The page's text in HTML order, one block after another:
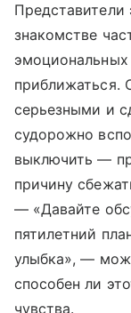
Представители
знакомстве
приближаться.
серьезными и
судорожно
выключить —
причину
— «Давайте
пятилетний
улыбка», —
способен ли
чувства.